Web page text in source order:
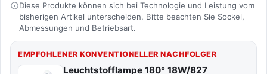
Diese Produkte können sich bei Technologie und Leistung vom
bisherigen Artikel unterscheiden. Bitte beachten Sie Sockel,
Abmessungen und Betriebsart.
EMPFOHLENER KONVENTIONELLER NACHFOLGER
Leuchtstofflampe 180° 18W/827